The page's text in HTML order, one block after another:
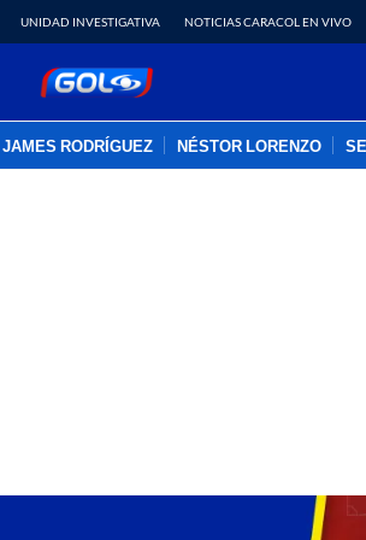
UNIDAD INVESTIGATIVA NOTICIAS CARACOL EN VIVO
JAMES RODRÍGUEZ NÉSTOR LORENZO